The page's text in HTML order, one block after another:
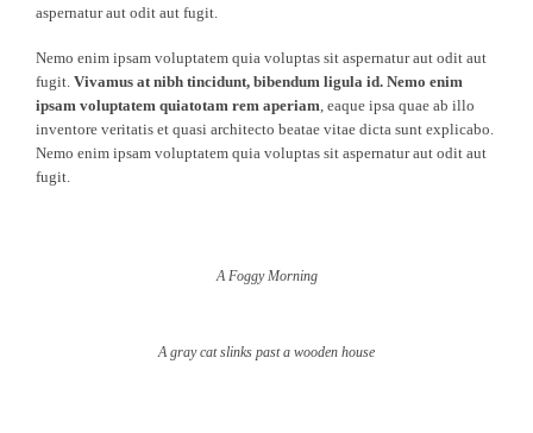
aspernatur aut odit aut fugit.
Nemo enim ipsam voluptatem quia voluptas sit aspernatur aut odit aut
fugit. Vivamus at nibh tincidunt, bibendum ligula id. Nemo enim
ipsam voluptatem quiatotam rem aperiam, eaque ipsa quae ab illo
inventore veritatis et quasi architecto beatae vitae dicta sunt explicabo.
Nemo enim ipsam voluptatem quia voluptas sit aspernatur aut odit aut
fugit.
A Foggy Morning
A gray cat slinks past a wooden house